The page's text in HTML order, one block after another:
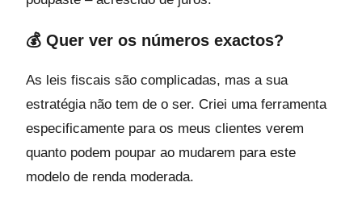
💰 Quer ver os números exactos?
As leis fiscais são complicadas, mas a sua
estratégia não tem de o ser. Criei uma ferramenta
especificamente para os meus clientes verem
quanto podem poupar ao mudarem para este
modelo de renda moderada.